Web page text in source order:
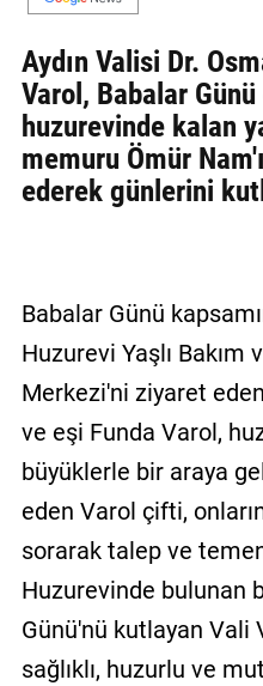
BİZE
ULAŞIN
Künye
İletişim
Gizlilik
Aydın Valisi Dr.
Varol, Babalar Günü
huzurevinde kalan
memuru Ömür
ederek günlerini
Babalar Günü
Huzurevi Yaşlı Bakım
Merkezi'ni ziyaret
ve eşi Funda Varol,
büyüklerle bir araya
eden Varol çifti,
sorarak talep ve
Huzurevinde bulunan
Günü'nü kutlayan Vali
sağlıklı, huzurlu ve